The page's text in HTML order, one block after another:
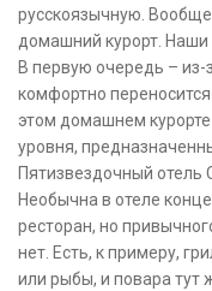
русскоязычную.
домашний курорт. Наши
В первую очередь – из-
комфортно
этом домашнем
уровня,
Пятизвездочный отель
Необычна в отеле
ресторан, но
нет. Есть, к примеру,
или рыбы, и повара тут